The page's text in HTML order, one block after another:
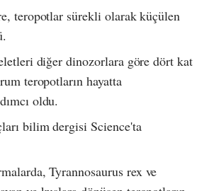
teropotlar sürekli olarak küçülen
diğer dinozorlara göre dört kat
teropotların hayatta
oldu.
bilim dergisi Science'ta
Tyrannosaurus rex ve